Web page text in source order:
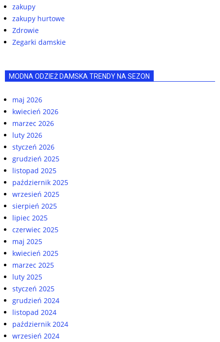
zakupy
zakupy hurtowe
Zdrowie
Zegarki damskie
MODNA ODZIEŻ DAMSKA TRENDY NA SEZON
maj 2026
kwiecień 2026
marzec 2026
luty 2026
styczeń 2026
grudzień 2025
listopad 2025
październik 2025
wrzesień 2025
sierpień 2025
lipiec 2025
czerwiec 2025
maj 2025
kwiecień 2025
marzec 2025
luty 2025
styczeń 2025
grudzień 2024
listopad 2024
październik 2024
wrzesień 2024